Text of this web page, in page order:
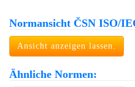
Normansicht ČSN ISO/
Ansicht anzeigen lassen.
Ähnliche Normen: